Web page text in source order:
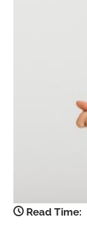
Read Time: